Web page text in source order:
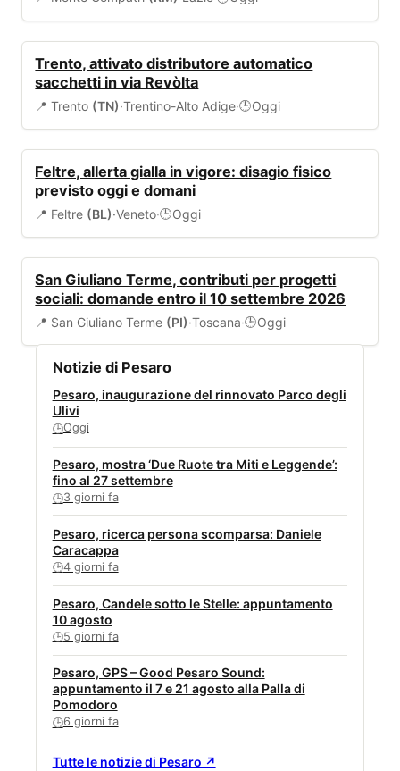
Trento, attivato distributore automatico
sacchetti in via Revòlta
📍 Trento (TN)·Trentino-Alto Adige·🕒Oggi
Feltre, allerta gialla in vigore: disagio fisico
previsto oggi e domani
📍 Feltre (BL)·Veneto·🕒Oggi
San Giuliano Terme, contributi per progetti
sociali: domande entro il 10 settembre 2026
📍 San Giuliano Terme (PI)·Toscana·🕒Oggi
Notizie di Pesaro
Pesaro, inaugurazione del rinnovato Parco degli
Ulivi
🕒Oggi
Pesaro, mostra ‘Due Ruote tra Miti e Leggende’:
fino al 27 settembre
🕒3 giorni fa
Pesaro, ricerca persona scomparsa: Daniele
Caracappa
🕒4 giorni fa
Pesaro, Candele sotto le Stelle: appuntamento
10 agosto
🕒5 giorni fa
Pesaro, GPS – Good Pesaro Sound:
appuntamento il 7 e 21 agosto alla Palla di
Pomodoro
🕒6 giorni fa
Tutte le notizie di Pesaro ↗